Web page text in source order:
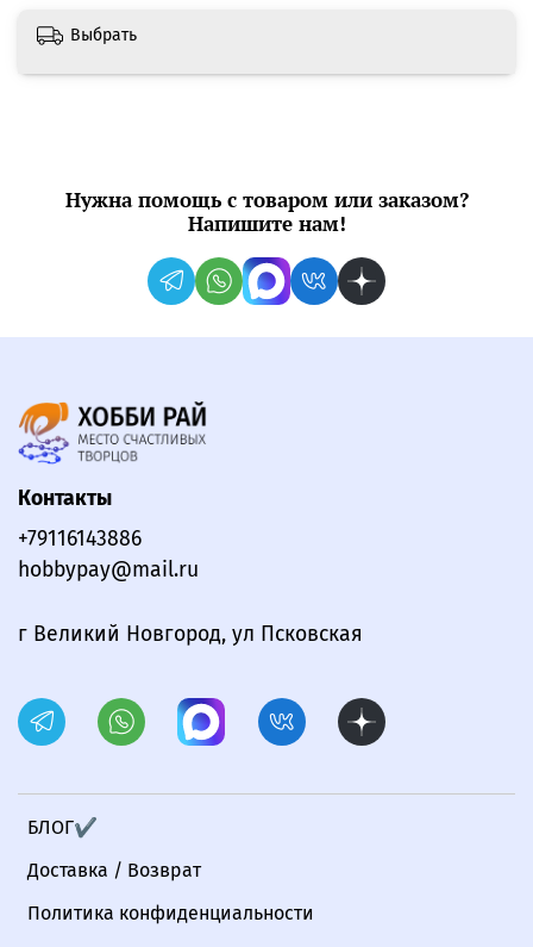
Выбрать
Нужна помощь с товаром или заказом?
Напишите нам!
БЛОГ✔
Доставка / Возврат
Политика конфиденциальности
Контакты
+79116143886
hobbypay@mail.ru
г Великий Новгород, ул Псковская